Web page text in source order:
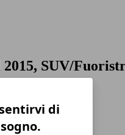
SUV/
di